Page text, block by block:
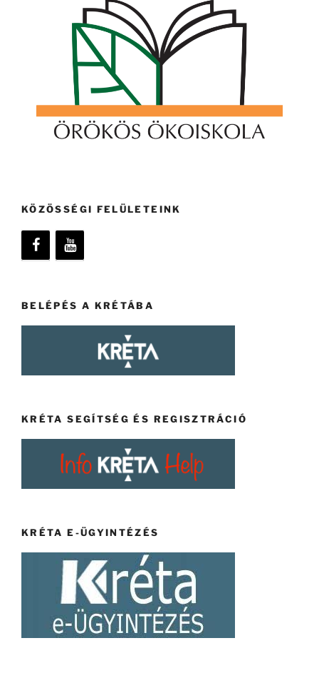
KÖZÖSSÉGI FELÜLETEINK
BELÉPÉS A KRÉTÁBA
KRÉTA SEGÍTSÉG ÉS REGISZTRÁCIÓ
KRÉTA E-ÜGYINTÉZÉS